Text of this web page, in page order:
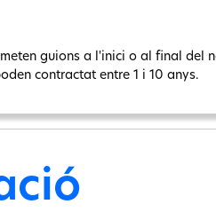
guions a l'inici o al final del
contractat entre 1 i 10 anys.